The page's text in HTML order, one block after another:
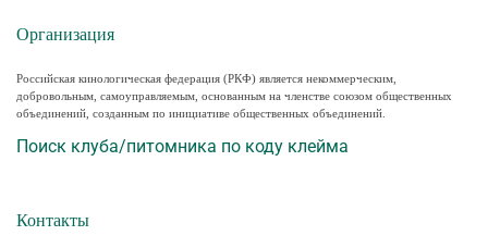
Организация
Российская кинологическая федерация (РКФ) является некоммерческим,
добровольным, самоуправляемым, основанным на членстве союзом общественных
объединений, созданным по инициативе общественных объединений.
Поиск клуба/питомника по коду клейма
Контакты